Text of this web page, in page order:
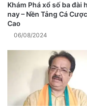
Khám Phá xổ số ba đài
nay – Nền Tảng Cá
Cao
06/08/2024